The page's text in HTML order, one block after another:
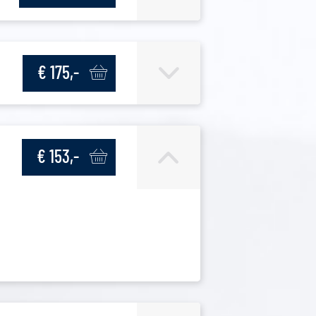
€ 175,-
€ 153,-